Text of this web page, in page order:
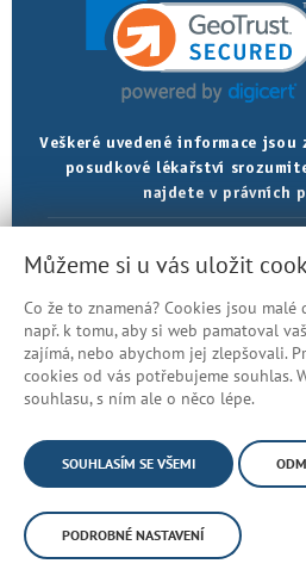
Veškeré uvedené informace
posudkové lékařství
najdete v právních
Prohlášení o přístupnosti
© Česká správa sociálního
Můžeme si u vás uložit
Co že to znamená? Cookies jsou
např. k tomu, aby si web pamatoval
zajímá, nebo abychom jej zlepšovali.
cookies od vás potřebujeme souhlas.
souhlasu, s ním ale o něco lépe.
SOUHLASÍM SE VŠEMI
PODROBNÉ NASTAVENÍ